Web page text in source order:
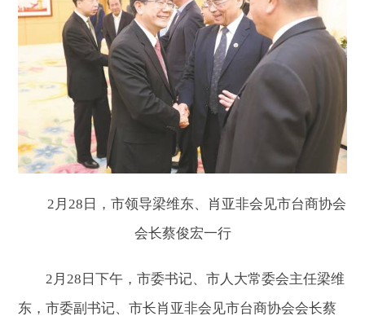
2月28日，市领导梁维东、肖亚非会见市台商协会
会长蔡俊宏一行
2月28日下午，市委书记、市人大常委会主任梁维
东，市委副书记、市长肖亚非会见市台商协会会长蔡